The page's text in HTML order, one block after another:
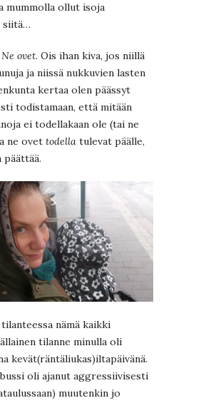
mummolla ollut isoja
siitä…
Ne ovet. Ois ihan kiva, jos niillä
ja niissä nukkuvien lasten
kertaa olen päässyt
todistamaan, että mitään
ei todellakaan ole (tai ne
ne ovet todella tulevat päälle,
nämä kaikki
tilanne minulla oli
kevät(räntäliukas)iltapäivänä.
bussi oli ajanut aggressiivisesti
muutenkin jo